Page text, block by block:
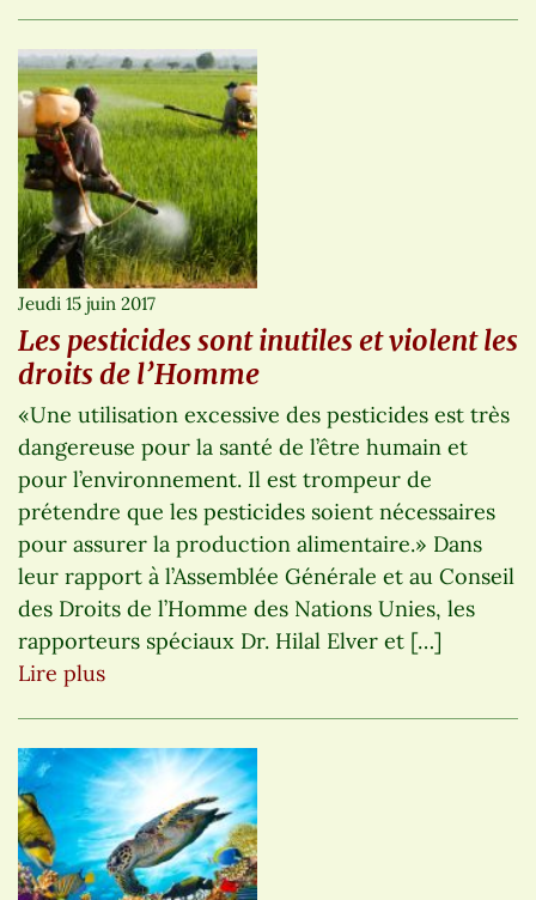
Jeudi 15 juin 2017
Les pesticides sont inutiles et violent les
droits de l’Homme
«Une utilisation excessive des pesticides est très
dangereuse pour la santé de l’être humain et
pour l’environnement. Il est trompeur de
prétendre que les pesticides soient nécessaires
pour assurer la production alimentaire.» Dans
leur rapport à l’Assemblée Générale et au Conseil
des Droits de l’Homme des Nations Unies, les
rapporteurs spéciaux Dr. Hilal Elver et […]
Lire plus